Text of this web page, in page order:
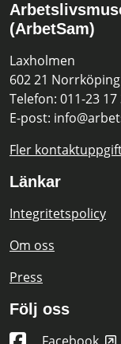
(ArbetSam)
Laxholmen
602 21 Norrköping
Telefon: 011-23 17
E-post:
Fler
Länkar
Integritetspolicy
Om oss
Press
Följ oss